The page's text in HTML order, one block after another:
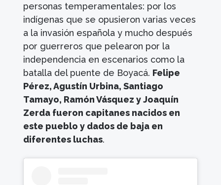
personas temperamentales: por los
indígenas que se opusieron varias veces
a la invasión española y mucho después
por guerreros que pelearon por la
independencia en escenarios como la
batalla del puente de Boyacá. Felipe
Pérez, Agustín Urbina, Santiago
Tamayo, Ramón Vásquez y Joaquín
Zerda fueron capitanes nacidos en
este pueblo y dados de baja en
diferentes luchas.